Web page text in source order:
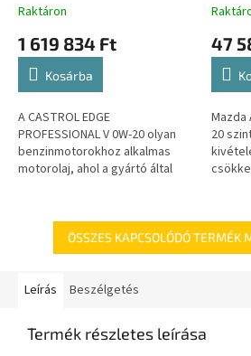
Raktáron
1 619 834 Ft
Kosárba
A CASTROL EDGE
PROFESSIONAL V 0W-20 olyan
benzinmotorokhoz alkalmas
motorolaj, ahol a gyártó által
megfelelően SAE 0W-20...
47
Mazda
20
ÖSSZES KAPCSOLÓDÓ TERMÉK
Leírás Beszélgetés
Termék részletes leírása